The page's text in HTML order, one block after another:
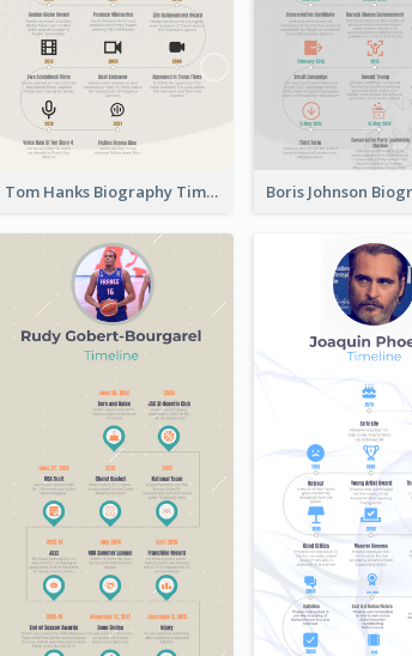
Tom Hanks Biography Timeline